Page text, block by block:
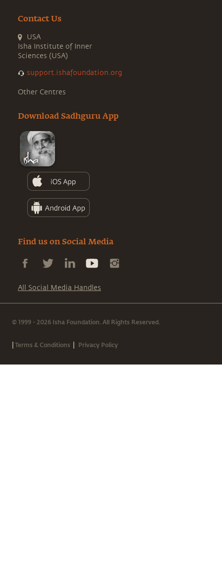
Contact Us
USA
Isha Institute of Inner
Sciences (USA)
support.ishafoundation.org
Other Centres
Download Sadhguru App
Find us on Social Media
All Social Media Handles
© 1999 - 2026 Isha Foundation. All Rights Reserved.
|Terms & Conditions | Privacy Policy